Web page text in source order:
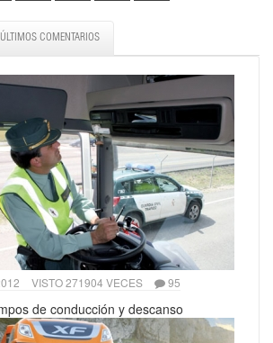
ÚLTIMOS COMENTARIOS
VISTO 271904 VECES 95
de conducción y descanso